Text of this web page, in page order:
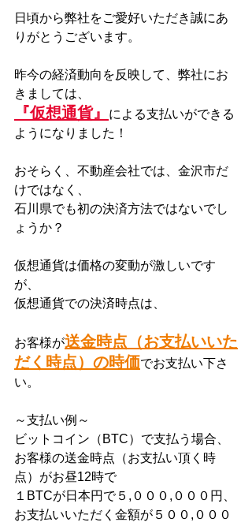
日頃から弊社をご愛好いただき誠にあ
りがとうございます。
昨今の経済動向を反映して、弊社にお
きましては、
『仮想通貨』
による支払いができる
ようになりました！
おそらく、不動産会社では、金沢市だ
けではなく、
石川県でも初の決済方法ではないでし
ょうか？
仮想通貨は価格の変動が激しいです
が、
仮想通貨での決済時点は、
お客様が送金時点（お支払いいた
だく時点）の時価でお支払い下さ
い。
～支払い例～
ビットコイン（BTC）で支払う場合、
お客様の送金時点（お支払い頂く時
点）がお昼12時で
１BTCが日本円で５,０００,０００円、
お支払いいただく金額が５００,０００